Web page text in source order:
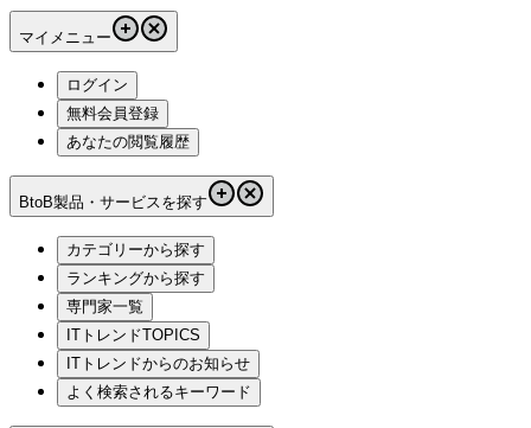
マイメニュー
ログイン
無料会員登録
あなたの閲覧履歴
BtoB製品・サービスを探す
カテゴリーから探す
ランキングから探す
専門家一覧
ITトレンドTOPICS
ITトレンドからのお知らせ
よく検索されるキーワード